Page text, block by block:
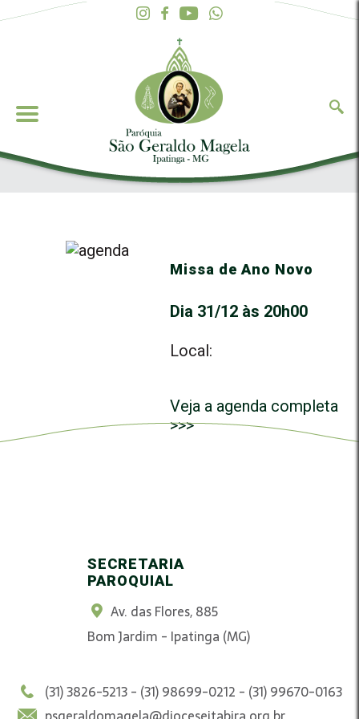
Missa de Ano Novo
Dia 31/12 às 20h00
Local:
Veja a agenda completa
>>>
SECRETARIA
PAROQUIAL
Av. das Flores, 885
Bom Jardim - Ipatinga (MG)
(31) 3826-5213 - (31) 98699-0212 - (31) 99670-0163